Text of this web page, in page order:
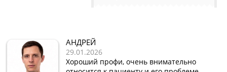
АНДРЕЙ
29.01.2026
Хороший профи, очень внимательно